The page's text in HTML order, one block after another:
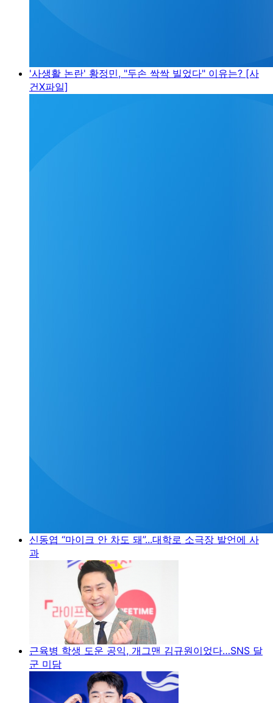
'사생활 논란' 황정민, "두손 싹싹 빌었다" 이유는? [사
건X파일]
신동엽 “마이크 안 차도 돼”...대학로 소극장 발언에 사
과
근육병 학생 도운 공익, 개그맨 김규원이었다…SNS 달
군 미담